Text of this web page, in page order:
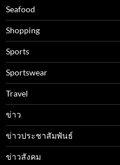
Seafood
Shopping
Sports
Sportswear
Travel
ข่าว
ข่าวประชาสัมพันธ์
ข่าวสังคม